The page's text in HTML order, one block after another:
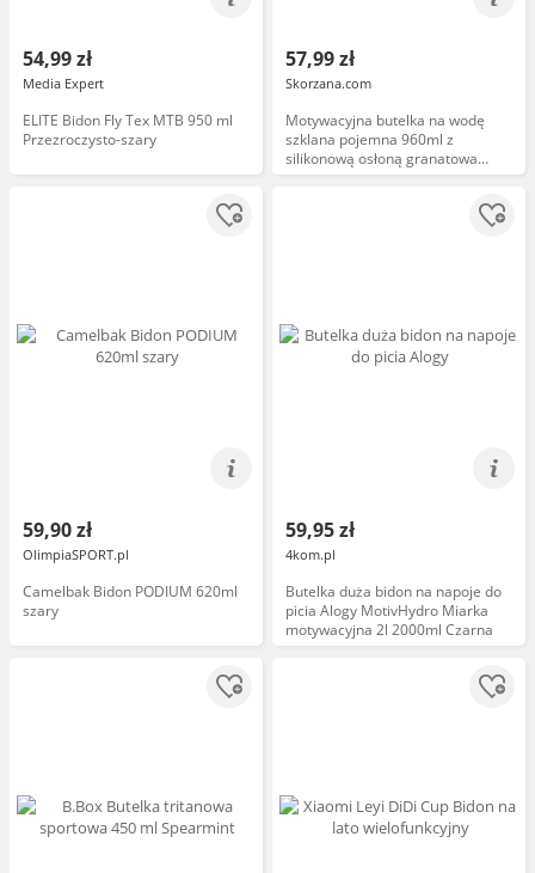
54,99 zł
Media Expert
ELITE Bidon Fly Tex MTB 950 ml
Przezroczysto-szary
57,99 zł
Skorzana.com
Motywacyjna butelka na wodę
szklana pojemna 960ml z
silikonową osłoną granatowa
bidon Peterson PTN SBW-01-960
59,90 zł
OlimpiaSPORT.pl
Camelbak Bidon PODIUM 620ml
szary
59,95 zł
4kom.pl
Butelka duża bidon na napoje do
picia Alogy MotivHydro Miarka
motywacyjna 2l 2000ml Czarna